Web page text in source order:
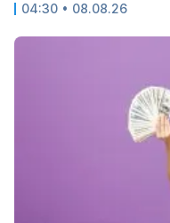
04:30 • 08.08.26